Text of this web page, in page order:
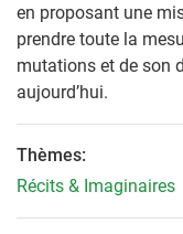
en proposant une
prendre toute la
mutations et de son
aujourd’hui.
Thèmes:
Récits & Imaginaires